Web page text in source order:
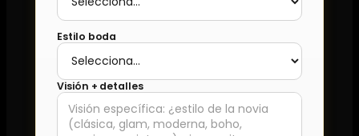
Estilo boda
Visión + detalles